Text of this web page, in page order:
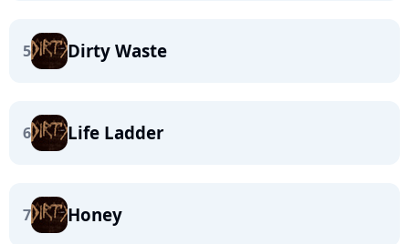
5 Dirty Waste
6 Life Ladder
7 Honey